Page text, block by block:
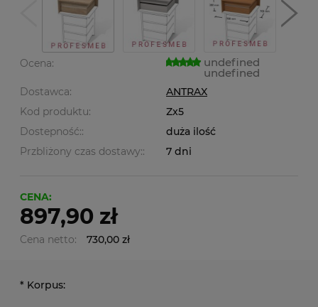
Ocena: undefined
undefined
Dostawca:
ANTRAX
Kod produktu:
Zx5
Dostepność::
duża ilość
Przbliżony czas dostawy::
7 dni
CENA:
897,90 zł
Cena netto: 730,00 zł
* Korpus: